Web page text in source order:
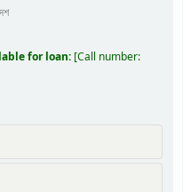
for loan: Call number: